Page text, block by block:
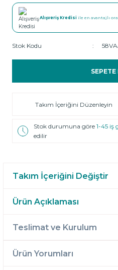
Alışveriş Kredisi ile en avantajlı
Stok Kodu
SEPETE
Takım İçeriğini Düzenleyin
Stok durumuna göre1-45 iş
edilir
Takım İçeriğini Değiştir
Ürün Açıklaması
Teslimat ve Kurulum
Ürün Yorumları